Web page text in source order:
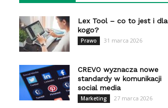
Lex Tool – co to jest i dla
kogo?
Prawo 31 marca 2026
CREVO wyznacza nowe
standardy w komunikacji
social media
Marketing 27 marca 2026